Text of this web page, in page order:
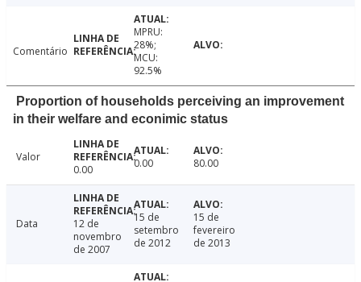
Comentário
MPRU:
28%;
MCU:
92.5%
Proportion of households perceiving an improvement
in their welfare and econimic status
Valor
0.00
0.00 80.00
Data
12 de
novembro
de 2007
15 de
setembro
de 2012
15 de
fevereiro
de 2013